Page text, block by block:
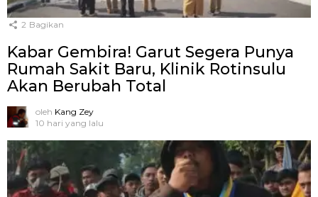
2 Bagikan
Kabar Gembira! Garut Segera Punya
Rumah Sakit Baru, Klinik Rotinsulu
Akan Berubah Total
oleh Kang Zey
10 hari yang lalu